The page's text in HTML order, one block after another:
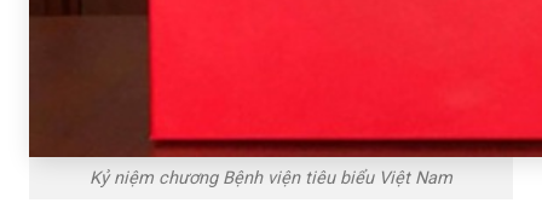
Kỷ niệm chương Bệnh viện tiêu biểu Việt Nam